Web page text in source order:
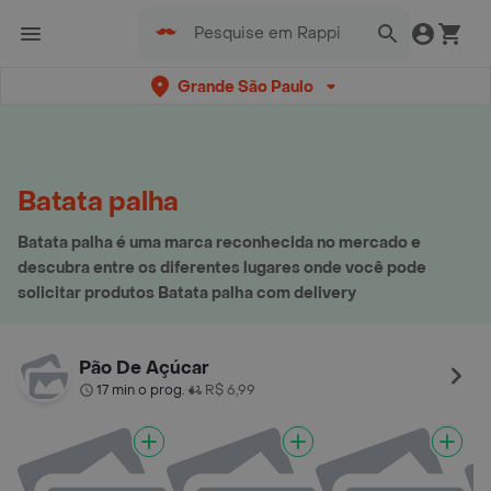
Grande São Paulo
Batata palha
Batata palha é uma marca reconhecida no mercado e
descubra entre os diferentes lugares onde você pode
solicitar produtos Batata palha com delivery
Pão De Açúcar
17 min o prog.• R$ 6,99